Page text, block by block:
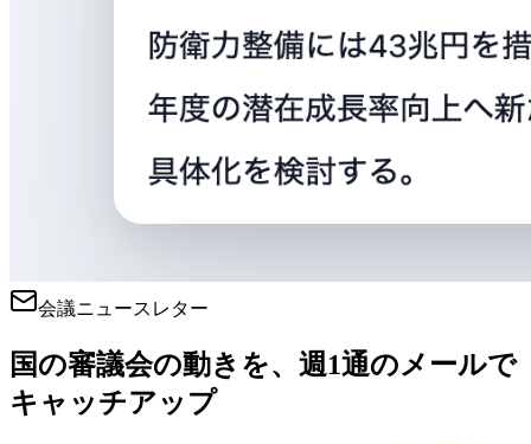
会議ニュースレター
国の審議会の動きを、週1通のメールで
キャッチアップ